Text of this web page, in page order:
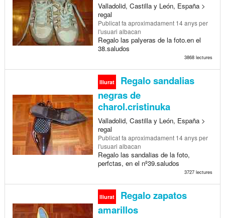
Valladolid, Castilla y León, España >
regal
Publicatfa aproximadament 14 anysper
l'usuari albacan
Regalo las palyeras de la foto.en el
38.saludos
3868 lectures
lliurat
Regalo sandalias
negras de
charol.cristinuka
Valladolid, Castilla y León, España >
regal
Publicatfa aproximadament 14 anysper
l'usuari albacan
Regalo las sandalias de la foto,
perfctas, en el nº39.saludos
3727 lectures
lliurat
Regalo zapatos
amarillos